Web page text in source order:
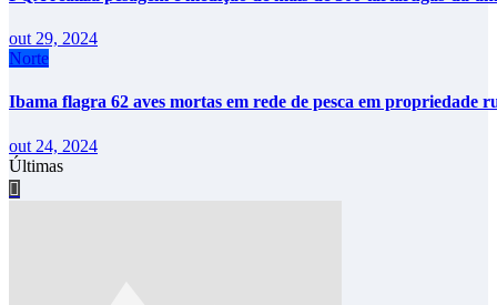
out 29, 2024
Norte
Ibama flagra 62 aves mortas em rede de pesca em propriedade
out 24, 2024
Últimas